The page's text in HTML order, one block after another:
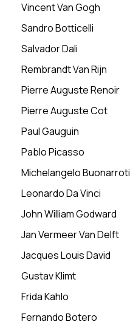
Vincent Van Gogh
Sandro Botticelli
Salvador Dali
Rembrandt Van Rijn
Pierre Auguste Renoir
Pierre Auguste Cot
Paul Gauguin
Pablo Picasso
Michelangelo Buonarroti
Leonardo Da Vinci
John William Godward
Jan Vermeer Van Delft
Jacques Louis David
Gustav Klimt
Frida Kahlo
Fernando Botero